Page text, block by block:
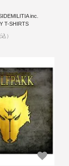
inc.
T-SHIRTS
）